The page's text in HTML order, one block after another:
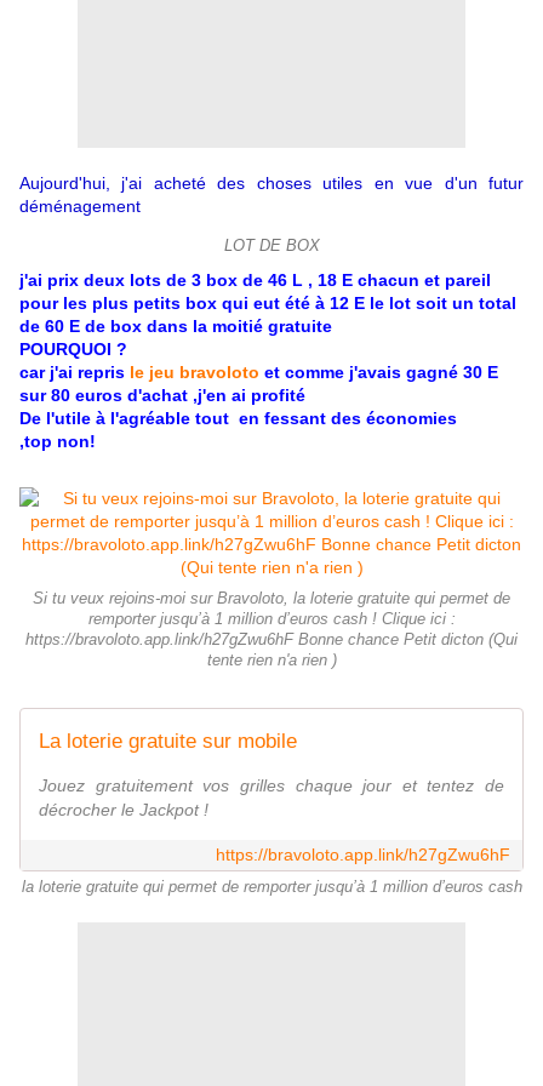
Aujourd'hui, j'ai acheté des choses utiles en vue d'un futur
déménagement
LOT DE BOX
j'ai prix deux lots de 3 box de 46 L , 18 E chacun et pareil
pour les plus petits box qui eut été à 12 E le lot soit un total
de 60 E de box dans la moitié gratuite
POURQUOI ?
car j'ai repris le jeu bravoloto et comme j'avais gagné 30 E
sur 80 euros d'achat ,j'en ai profité
De l'utile à l'agréable tout en fessant des économies
,top non!
Si tu veux rejoins-moi sur Bravoloto, la loterie gratuite qui permet de
remporter jusqu’à 1 million d’euros cash ! Clique ici :
https://bravoloto.app.link/h27gZwu6hF Bonne chance Petit dicton (Qui
tente rien n'a rien )
La loterie gratuite sur mobile
Jouez gratuitement vos grilles chaque jour et tentez de
décrocher le Jackpot !
https://bravoloto.app.link/h27gZwu6hF
la loterie gratuite qui permet de remporter jusqu’à 1 million d’euros cash